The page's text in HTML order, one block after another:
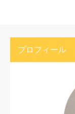
プロフィール